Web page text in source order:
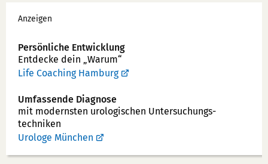
n
u
m
m
e
r:
Werbung
Anzeigen
Persönliche Entwicklung
Entdecke dein „Warum“
Life Coaching Hamburg
Umfassende Diagnose
mit modernsten uro­logischen Unter­suchungs­
techniken
Urologe München